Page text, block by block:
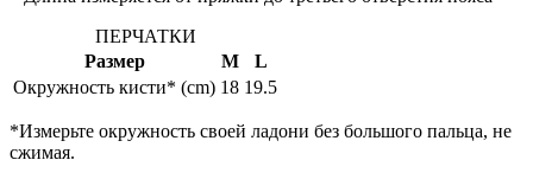
ПЕРЧАТКИ
Размер
M
L
Окружность кисти* (cm) 18 19.5
*Измерьте окружность своей ладони без большого пальца, не
сжимая.